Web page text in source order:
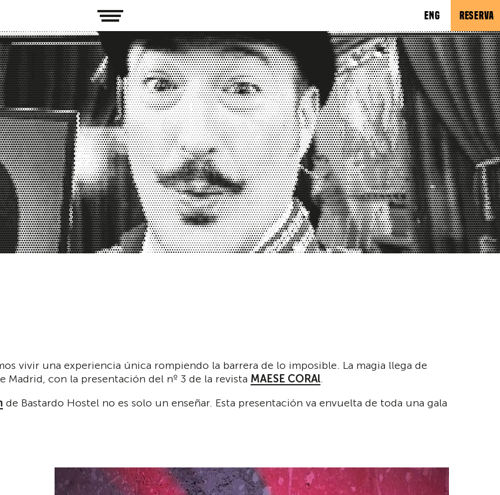
ENG RESERVA
vivir una experiencia única rompiendo la barrera de lo imposible. La magia llega de
con la presentación del nº 3 de la revista MAESE CORAl.
de Bastardo Hostel no es solo un enseñar. Esta presentación va envuelta de toda una gala